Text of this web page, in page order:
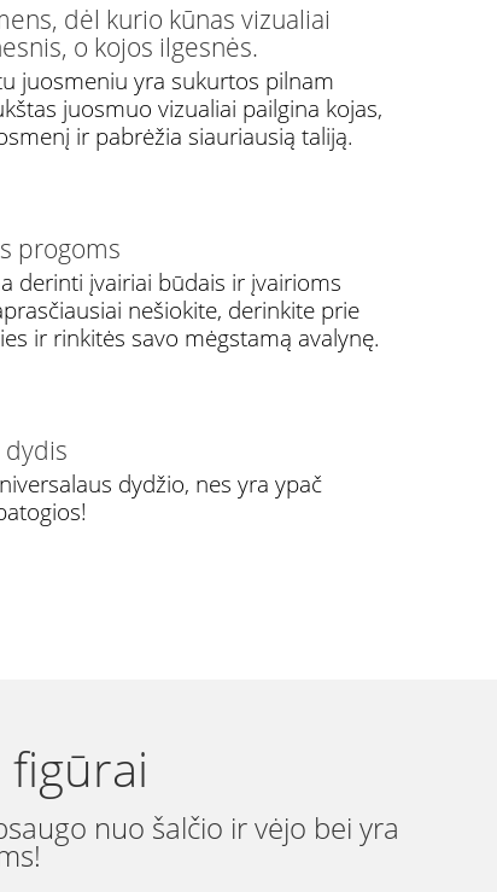
dėl kurio kūnas vizualiai
o kojos ilgesnės.
juosmeniu yra sukurtos pilnam
juosmuo vizualiai pailgina kojas,
ir pabrėžia siauriausią taliją.
progoms
derinti įvairiai būdais ir įvairioms
nešiokite, derinkite prie
ir rinkitės savo mėgstamą avalynę.
dydis
dydžio, nes yra ypač
nuo šalčio ir vėjo bei yra